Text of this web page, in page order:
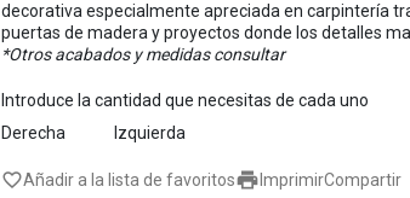
decorativa especialmente apreciada en carpintería
puertas de madera y proyectos donde los detalles
*Otros acabados y medidas consultar
Introduce la cantidad que necesitas de cada uno
Derecha
Izquierda
 Imprimir
favorite_borderAñadir a la lista de favoritos Compartir